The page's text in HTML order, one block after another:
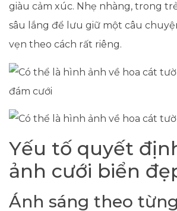
giàu cảm xúc. Nhẹ nhàng, trong
sâu lắng để lưu giữ một câu
vẹn theo cách rất riêng.
Yếu tố quyết
ảnh cưới biển
Ánh sáng theo